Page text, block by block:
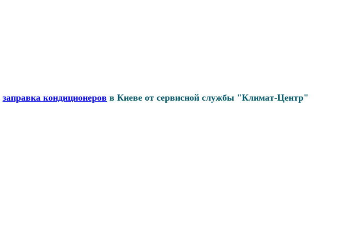
заправка кондиционеров в Киеве от сервисной службы "Климат-Центр"